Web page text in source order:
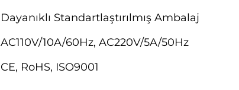
Dayanıklı Standartlaştırılmış Ambalaj
AC110V/10A/60Hz, AC220V/5A/50Hz
CE, RoHS, ISO9001